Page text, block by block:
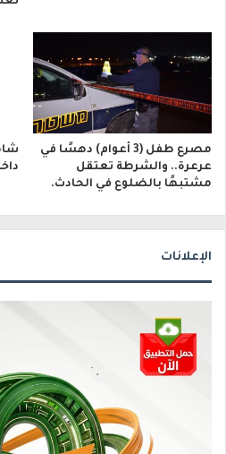
مصرع طفل (3 أعوام) دهسًا في
عرعرة.. والشرطة تعتقل
مشتبهًا بالضلوع في الحادث.
الإعلانات